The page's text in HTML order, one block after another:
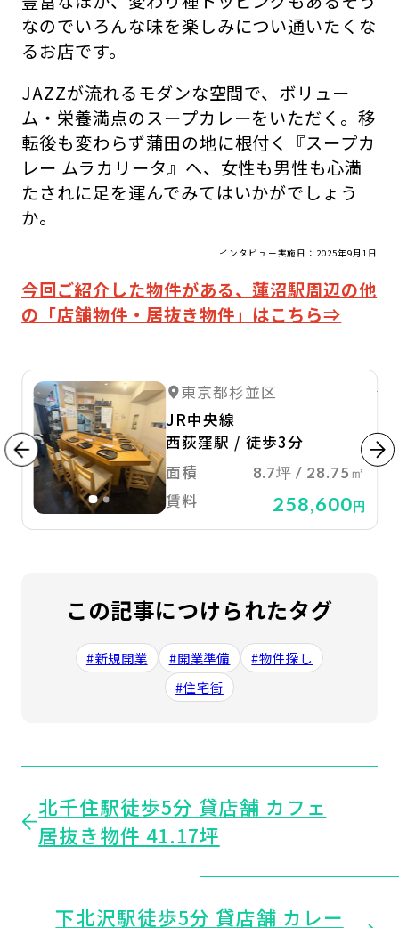
なのでいろんな味を楽しみについ通いたくな
るお店です。
JAZZが流れるモダンな空間で、ボリュー
ム・栄養満点のスープカレーをいただく。移
転後も変わらず蒲田の地に根付く『スープカ
レー ムラカリータ』へ、女性も男性も心満
たされに足を運んでみてはいかがでしょう
か。
インタビュー実施日：2025年9月1日
今回ご紹介した物件がある、蓮沼駅周辺の他
の「店舗物件・居抜き物件」はこちら⇒
細を見る 詳細を見る
東京都杉並区
JR中央線
西荻窪駅 / 徒歩3分
面積
8.7坪 / 28.75㎡
賃料 258,600円
この記事につけられたタグ
#新規開業 #開業準備
#物件探し
#住宅街
北千住駅徒歩5分 貸店舗 カフェ
居抜き物件 41.17坪
下北沢駅徒歩5分 貸店舗 カレー